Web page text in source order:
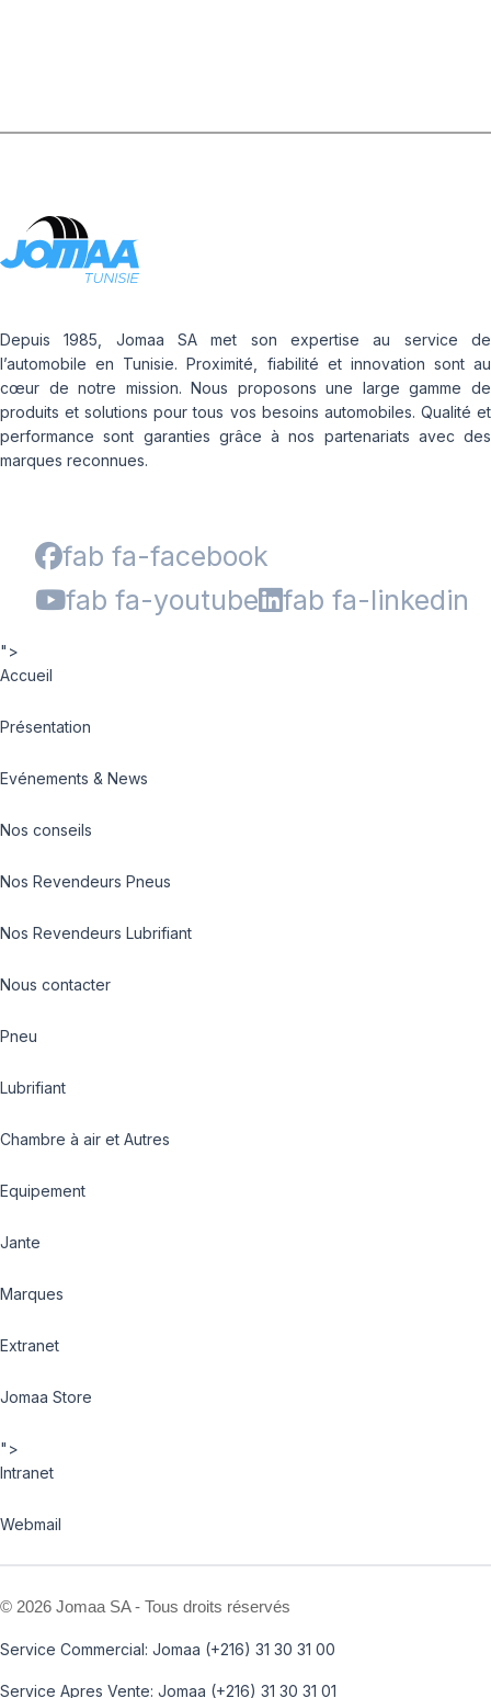
Depuis 1985, Jomaa SA met son expertise au service de
l’automobile en Tunisie. Proximité, fiabilité et innovation sont au
cœur de notre mission. Nous proposons une large gamme de
produits et solutions pour tous vos besoins automobiles. Qualité et
performance sont garanties grâce à nos partenariats avec des
marques reconnues.
fab fa-facebook
fab fa-youtube
fab fa-linkedin
">
Accueil
Présentation
Evénements & News
Nos conseils
Nos Revendeurs Pneus
Nos Revendeurs Lubrifiant
Nous contacter
Pneu
Lubrifiant
Chambre à air et Autres
Equipement
Jante
Marques
Extranet
Jomaa Store
">
Intranet
Webmail
© 2026 Jomaa SA - Tous droits réservés
Service Commercial: Jomaa (+216) 31 30 31 00
Service Apres Vente: Jomaa (+216) 31 30 31 01